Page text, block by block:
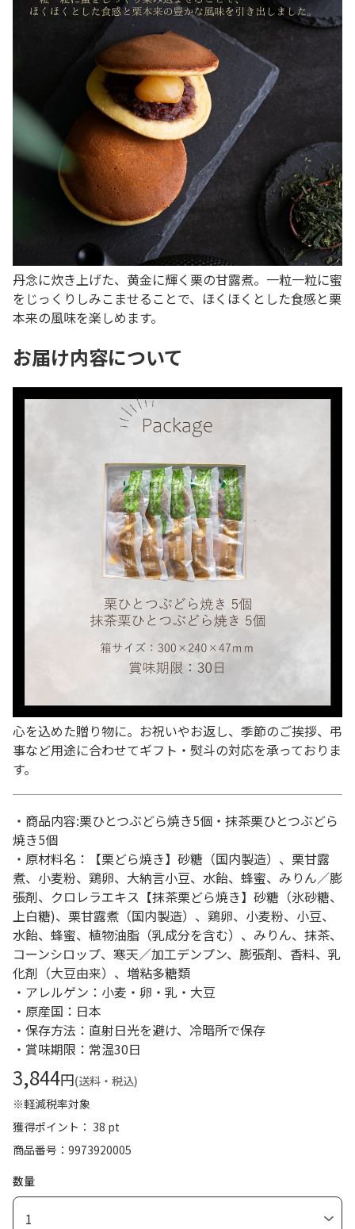
丹念に炊き上げた、黄金に輝く栗の甘露煮。一粒一粒に蜜
をじっくりしみこませることで、ほくほくとした食感と栗
本来の風味を楽しめます。
お届け内容について
心を込めた贈り物に。お祝いやお返し、季節のご挨拶、弔
事など用途に合わせてギフト・熨斗の対応を承っておりま
す。
・商品内容:栗ひとつぶどら焼き5個・抹茶栗ひとつぶどら
焼き5個
・原材料名：【栗どら焼き】砂糖（国内製造）、栗甘露
煮、小麦粉、鶏卵、大納言小豆、水飴、蜂蜜、みりん／膨
張剤、クロレラエキス【抹茶栗どら焼き】砂糖（氷砂糖、
上白糖)、栗甘露煮（国内製造）、鶏卵、小麦粉、小豆、
水飴、蜂蜜、植物油脂（乳成分を含む）、みりん、抹茶、
コーンシロップ、寒天／加工デンプン、膨張剤、香料、乳
化剤（大豆由来）、増粘多糖類
・アレルゲン：小麦・卵・乳・大豆
・原産国：日本
・保存方法：直射日光を避け、冷暗所で保存
・賞味期限：常温30日
3,844円(送料・税込)
※軽減税率対象
獲得ポイント： 38 pt
商品番号
9973920005
数量
1